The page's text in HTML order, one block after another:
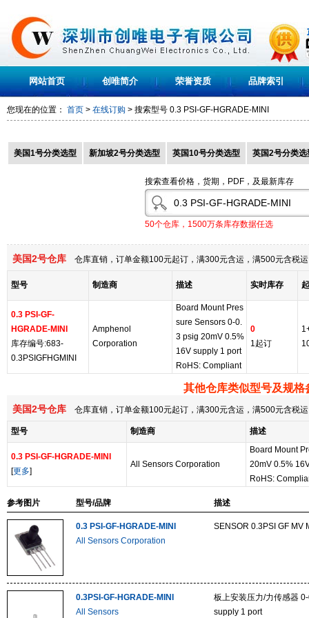
网站首页 创唯简介 荣誉资质 品牌索引
您现在的位置： 首页 > 在线订购 > 搜索型号 0.3 PSI-GF-HGRADE-MINI
美国1号分类选型 新加坡2号分类选型 英国10号分类选型 英国2号分类选
搜索查看价格，货期，PDF，及最新库存
50个仓库，1500万条库存数据任选
美国2号仓库 仓库直销，订单金额100元起订，满300元含运，满500元含税
型号 制造商 描述 实时库存
0.3 PSI-GF-
HGRADE-MINI
库存编号:683-
0.3PSIGFHGMINI
Amphenol
Corporation
Board Mount Pres
sure Sensors 0-0.
3 psig 20mV 0.5%
16V supply 1 port
RoHS: Compliant
0
1起订
其他仓库类似型号及规格
美国2号仓库 仓库直销，订单金额100元起订，满300元含运，满500元含税
型号 制造商 描述
0.3 PSI-GF-HGRADE-MINI
[更多]
All Sensors Corporation
Board Mount
20mV 0.5%
RoHS:
参考图片 型号/品牌 描述
0.3 PSI-GF-HGRADE-MINI
All Sensors Corporation
SENSOR 0.3PSI GF MV
0.3PSI-GF-HGRADE-MINI
All Sensors
板上安装压力/力传感器
supply 1 port